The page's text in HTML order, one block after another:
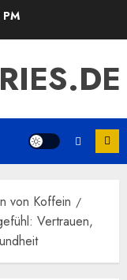
von Koffein
Vertrauen,